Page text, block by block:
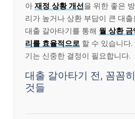
아 재정 상황 개선을 위한 좋은
리가 높거나 상환 부담이 큰 대
대출 갈아타기를 통해 월 상환
리를 효율적으로 할 수 있습니다
기는 신중한 결정이 필요합니다.
대출 갈아타기 전, 꼼꼼
것들